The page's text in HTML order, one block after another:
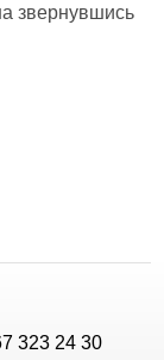
звернувшись
323 24 30